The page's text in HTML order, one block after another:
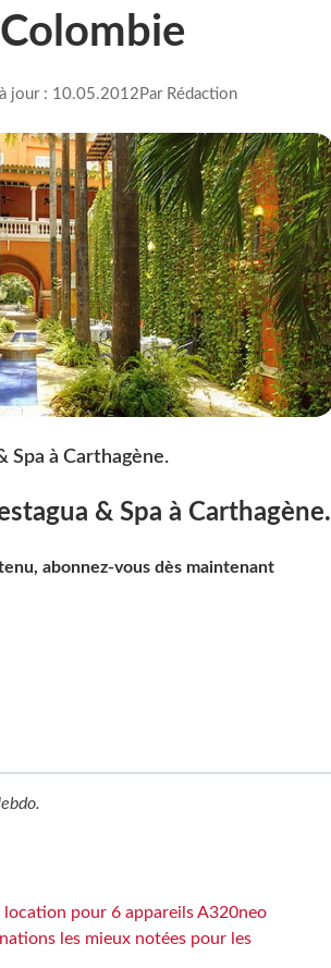
jour : 10.05.2012 Par Rédaction
Spa à Carthagène.
& Spa à Carthagène.
abonnez-vous dès maintenant
.
location pour 6 appareils A320neo
les mieux notées pour les